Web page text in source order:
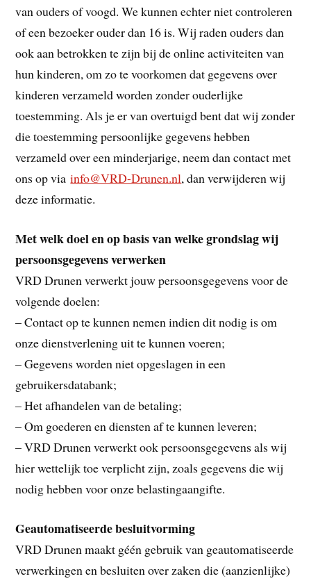
van ouders of voogd. We kunnen echter niet controleren
of een bezoeker ouder dan 16 is. Wij raden ouders dan
ook aan betrokken te zijn bij de online activiteiten van
hun kinderen, om zo te voorkomen dat gegevens over
kinderen verzameld worden zonder ouderlijke
toestemming. Als je er van overtuigd bent dat wij zonder
die toestemming persoonlijke gegevens hebben
verzameld over een minderjarige, neem dan contact met
ons op viainfo@VRD-Drunen.nl, dan verwijderen wij
deze informatie.
Met welk doel en op basis van welke grondslag wij
persoonsgegevens verwerken
VRD Drunen verwerkt jouw persoonsgegevens voor de
volgende doelen:
– Contact op te kunnen nemen indien dit nodig is om
onze dienstverlening uit te kunnen voeren;
– Gegevens worden niet opgeslagen in een
gebruikersdatabank;
– Het afhandelen van de betaling;
– Om goederen en diensten af te kunnen leveren;
– VRD Drunen verwerkt ook persoonsgegevens als wij
hier wettelijk toe verplicht zijn, zoals gegevens die wij
nodig hebben voor onze belastingaangifte.
Geautomatiseerde besluitvorming
VRD Drunen maakt géén gebruik van geautomatiseerde
verwerkingen en besluiten over zaken die (aanzienlijke)